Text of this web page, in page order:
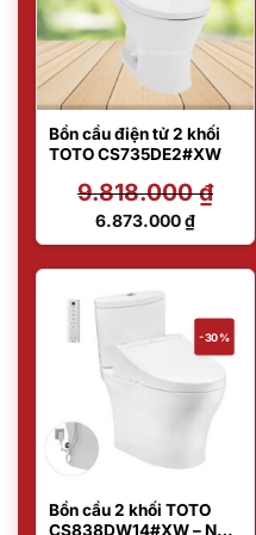
Bồn cầu điện tử 2 khối
TOTO CS735DE2#XW
9.818.000₫
Giá
9.818.000 ₫.
6.873.000₫
Giá
là:
6.873.000 ₫.
-30%
Bồn cầu 2 khối TOTO
CS838DW14#XW – Nắp